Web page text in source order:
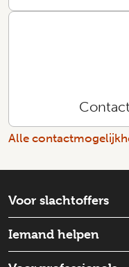
Alle
Voor slachtoffers
Wat is er gebeurd?
Emotionele hulp
Iemand helpen
Check wat je kunt doen